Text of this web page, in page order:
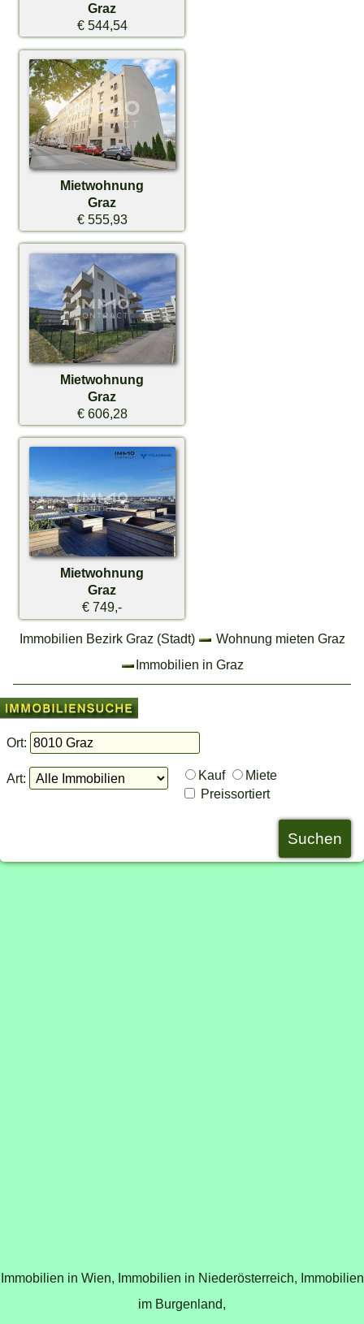
Graz
€ 544,54
Mietwohnung
Graz
€ 555,93
Mietwohnung
Graz
€ 606,28
Mietwohnung
Graz
€ 749,-
Immobilien Bezirk Graz (Stadt)
Wohnung mieten Graz
Immobilien in Graz
Ort:
Art: Kauf
Miete
Preissortiert
Immobilien in Wien, Immobilien in Niederösterreich, Immobilien
im Burgenland,